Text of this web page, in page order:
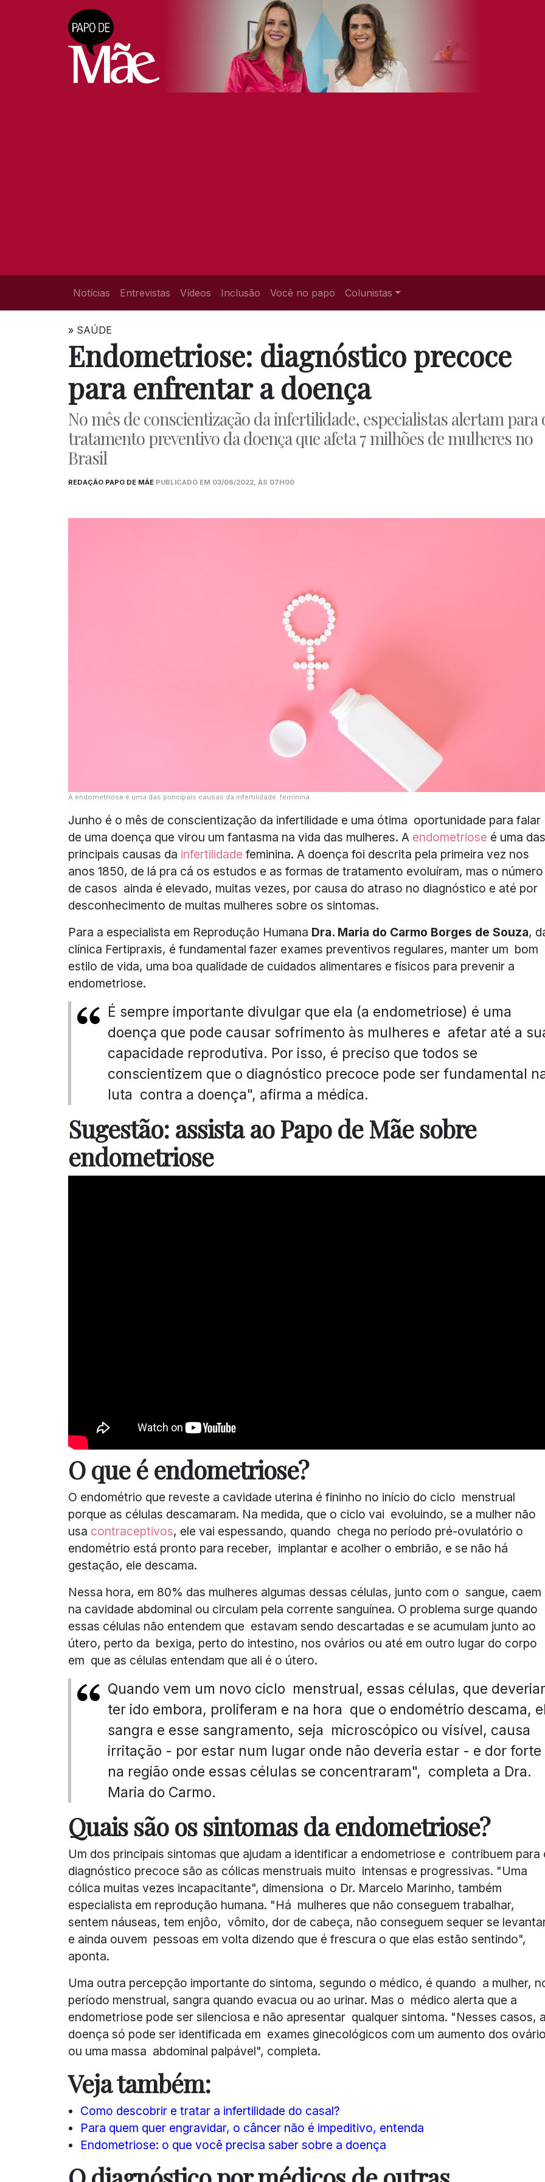
Notícias Entrevistas Vídeos Inclusão Você no papo Colunistas
» SAÚDE
Endometriose: diagnóstico precoce
para enfrentar a doença
No mês de conscientização da infertilidade, especialistas alertam para
tratamento preventivo da doença que afeta 7 milhões de mulheres no
Brasil
REDAÇÃO PAPO DE MÃE PUBLICADO EM 03/06/2022, ÀS 07H00
A endometriose é uma das principais causas da infertilidade feminina
Junho é o mês de conscientização da infertilidade e uma ótima oportunidade para falar
de uma doença que virou um fantasma na vida das mulheres. A endometriose é uma das
principais causas da infertilidade feminina. A doença foi descrita pela primeira vez nos
anos 1850, de lá pra cá os estudos e as formas de tratamento evoluíram, mas o número
de casos ainda é elevado, muitas vezes, por causa do atraso no diagnóstico e até por
desconhecimento de muitas mulheres sobre os sintomas.
Para a especialista em Reprodução Humana Dra. Maria do Carmo Borges de Souza,
clínica Fertipraxis, é fundamental fazer exames preventivos regulares, manter um bom
estilo de vida, uma boa qualidade de cuidados alimentares e físicos para prevenir a
endometriose.
É sempre importante divulgar que ela (a endometriose) é uma
doença que pode causar sofrimento às mulheres e afetar até a
capacidade reprodutiva. Por isso, é preciso que todos se
conscientizem que o diagnóstico precoce pode ser fundamental
luta contra a doença", afirma a médica.
Sugestão: assista ao Papo de Mãe sobre
endometriose
O que é endometriose?
O endométrio que reveste a cavidade uterina é fininho no início do ciclo menstrual
porque as células descamaram. Na medida, que o ciclo vai evoluindo, se a mulher não
usa contraceptivos, ele vai espessando, quando chega no período pré-ovulatório o
endométrio está pronto para receber, implantar e acolher o embrião, e se não há
gestação, ele descama.
Nessa hora, em 80% das mulheres algumas dessas células, junto com o sangue, caem
na cavidade abdominal ou circulam pela corrente sanguínea. O problema surge quando
essas células não entendem que estavam sendo descartadas e se acumulam junto ao
útero, perto da bexiga, perto do intestino, nos ovários ou até em outro lugar do corpo
em que as células entendam que ali é o útero.
Quando vem um novo ciclo menstrual, essas células, que
ter ido embora, proliferam e na hora que o endométrio descama,
sangra e esse sangramento, seja microscópico ou visível, causa
irritação - por estar num lugar onde não deveria estar - e dor forte
na região onde essas células se concentraram", completa a Dra.
Maria do Carmo.
Quais são os sintomas da endometriose?
Um dos principais sintomas que ajudam a identificar a endometriose e contribuem para
diagnóstico precoce são as cólicas menstruais muito intensas e progressivas. "Uma
cólica muitas vezes incapacitante", dimensiona o Dr. Marcelo Marinho, também
especialista em reprodução humana. "Há mulheres que não conseguem trabalhar,
sentem náuseas, tem enjôo, vômito, dor de cabeça, não conseguem sequer se
e ainda ouvem pessoas em volta dizendo que é frescura o que elas estão sentindo",
aponta.
Uma outra percepção importante do sintoma, segundo o médico, é quando a mulher,
período menstrual, sangra quando evacua ou ao urinar. Mas o médico alerta que a
endometriose pode ser silenciosa e não apresentar qualquer sintoma. "Nesses casos, a
doença só pode ser identificada em exames ginecológicos com um aumento dos
ou uma massa abdominal palpável", completa.
Veja também:
Como descobrir e tratar a infertilidade do casal?
Para quem quer engravidar, o câncer não é impeditivo, entenda
Endometriose: o que você precisa saber sobre a doença